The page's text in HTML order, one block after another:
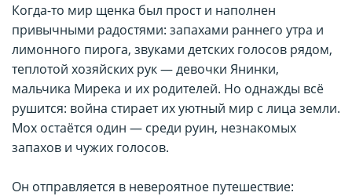
Когда-то мир щенка был прост и наполнен
привычными радостями: запахами раннего утра и
лимонного пирога, звуками детских голосов рядом,
теплотой хозяйских рук — девочки Янинки,
мальчика Мирека и их родителей. Но однажды всё
рушится: война стирает их уютный мир с лица земли.
Мох остаётся один — среди руин, незнакомых
запахов и чужих голосов.
Он отправляется в невероятное путешествие: